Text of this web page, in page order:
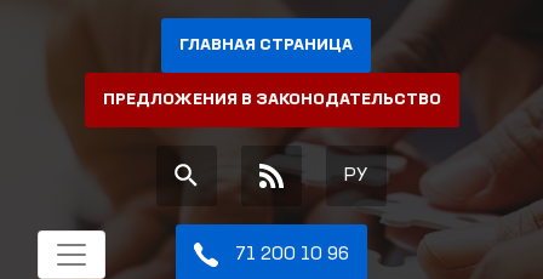
ГЛАВНАЯ СТРАНИЦА
ПРЕДЛОЖЕНИЯ В ЗАКОНОДАТЕЛЬСТВО
РУ
71 200 10 96